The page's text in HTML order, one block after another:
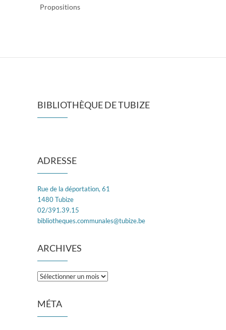
Propositions
BIBLIOTHÈQUE DE TUBIZE
ADRESSE
Rue de la déportation, 61
1480 Tubize
02/391.39.15
bibliotheques.communales@tubize.be
ARCHIVES
Archives
MÉTA